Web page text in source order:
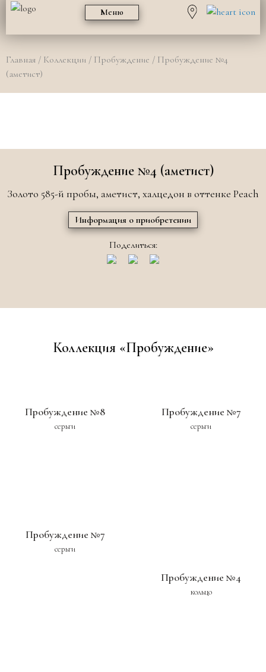
Меню
Главная / Коллекции / Пробуждение / Пробуждение №4
(аметист)
Пробуждение №4 (аметист)
Золото 585-й пробы, аметист, халцедон в оттенке Peach
Информация о приобретении
Поделиться:
Коллекция «Пробуждение»
Пробуждение №8
серьги
Пробуждение №7
серьги
Пробуждение №7
серьги
Пробуждение №4
кольцо